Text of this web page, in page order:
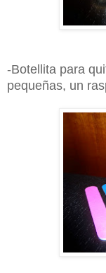
-Botellita para
pequeñas, un